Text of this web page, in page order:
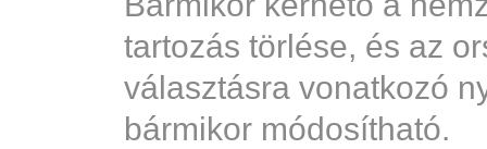
tartozás törlése, és az
választásra vonatkozó
bármikor módosítható.